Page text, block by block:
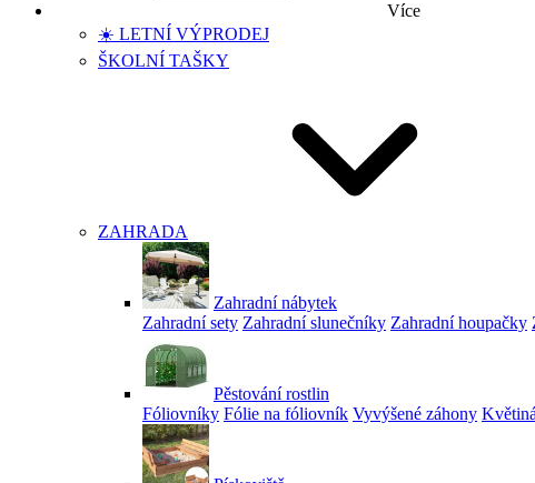
Více
☀️ LETNÍ VÝPRODEJ
ŠKOLNÍ TAŠKY
ZAHRADA
Zahradní nábytek
Zahradní sety Zahradní slunečníky Zahradní houpačky
Pěstování rostlin
Fóliovníky Fólie na fóliovník Vyvýšené záhony